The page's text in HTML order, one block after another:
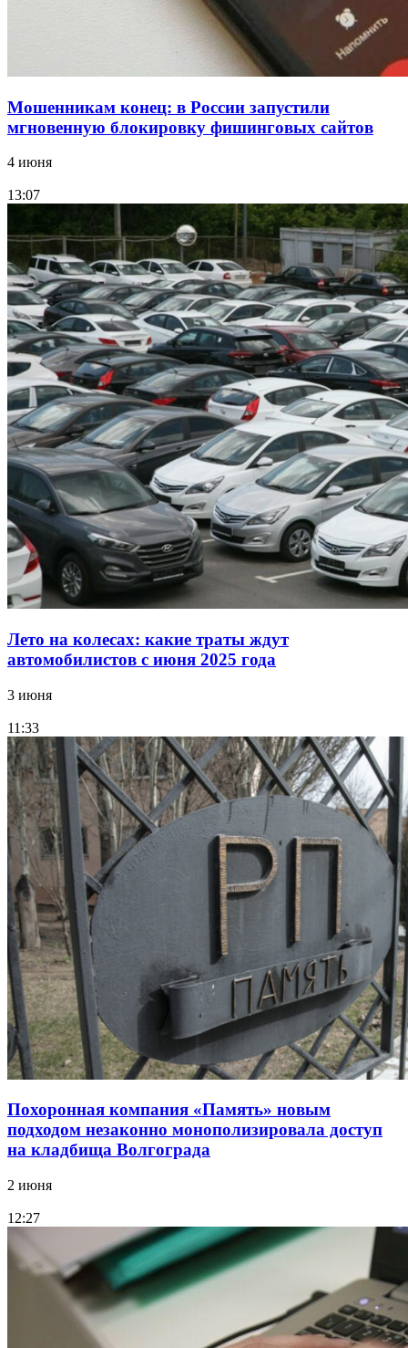
Мошенникам конец: в России запустили
мгновенную блокировку фишинговых сайтов
4 июня
13:07
Лето на колесах: какие траты ждут
автомобилистов с июня 2025 года
3 июня
11:33
Похоронная компания «Память» новым
подходом незаконно монополизировала доступ
на кладбища Волгограда
2 июня
12:27